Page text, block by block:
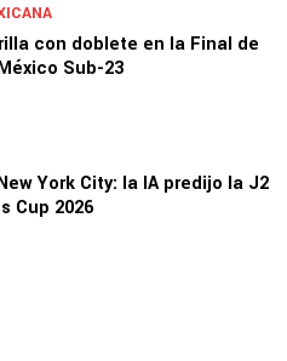
con doblete en la Final de
Sub-23
York City: la IA predijo la J2
Cup 2026